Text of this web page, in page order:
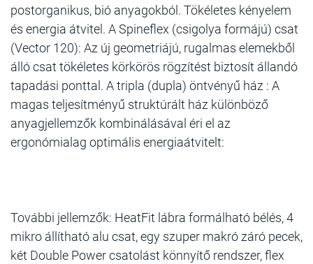
postorganikus, bió anyagokból. Tökéletes kényelem
és energia átvitel. A Spineflex (csigolya formájú) csat
(Vector 120): Az új geometriájú, rugalmas elemekből
álló csat tökéletes körkörös rögzítést biztosít állandó
tapadási ponttal. A tripla (dupla) öntvényű ház : A
magas teljesítményű struktúrált ház különböző
anyagjellemzők kombinálásával éri el az
ergonómialag optimális energiaátvitelt:
További jellemzők: HeatFit lábra formálható bélés, 4
mikro állítható alu csat, egy szuper makró záró pecek,
két Double Power csatolást könnyítő rendszer, flex